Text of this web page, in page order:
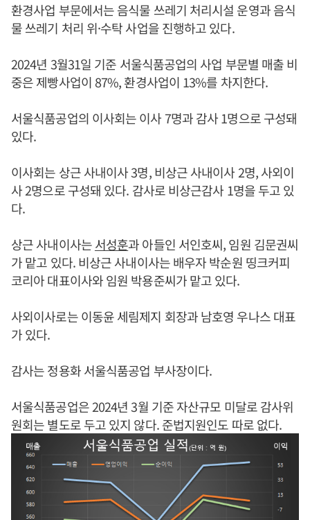
환경사업 부문에서는 음식물 쓰레기 처리시설 운영과 음식
물 쓰레기 처리 위·수탁 사업을 진행하고 있다.
2024년 3월31일 기준 서울식품공업의 사업 부문별 매출 비
중은 제빵사업이 87%, 환경사업이 13%를 차지한다.
서울식품공업의 이사회는 이사 7명과 감사 1명으로 구성돼
있다.
이사회는 상근 사내이사 3명, 비상근 사내이사 2명, 사외이
사 2명으로 구성돼 있다. 감사로 비상근감사 1명을 두고 있
다.
상근 사내이사는서성훈과 아들인 서인호씨, 임원 김문권씨
가 맡고 있다. 비상근 사내이사는 배우자 박순원 띵크커피
코리아 대표이사와 임원 박용준씨가 맡고 있다.
사외이사로는 이동윤 세림제지 회장과 남호영 우나스 대표
가 있다.
감사는 정용화 서울식품공업 부사장이다.
서울식품공업은 2024년 3월 기준 자산규모 미달로 감사위
원회는 별도로 두고 있지 않다. 준법지원인도 따로 없다.